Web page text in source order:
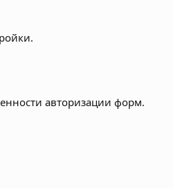
авторизации форм.